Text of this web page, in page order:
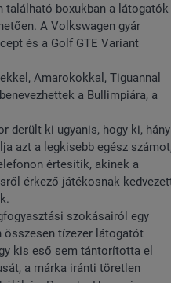
található boxukban a látogatók
A Volkswagen gyár
és a Golf GTE Variant
Amarokokkal, Tiguannal
a Bullimpiára, a
derült ki ugyanis, hogy ki, hány
azt a legkisebb egész számot,
értesítik, akinek a
érkező játékosnak
szokásairól egy
összesen tízezer látogatót
kis eső sem tántorította el
a márka iránti töretlen